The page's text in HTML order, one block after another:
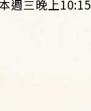
週三晚上10:15